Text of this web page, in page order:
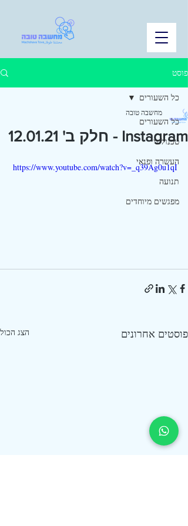
פוסט
כל השעורים
טכנולוגי
העשרה ופנאי
תנועה
מפגשים מיוחדים
כל השעורים
Instagram - חלק ב' 12.01.21
מחשבה טובה
https://www.youtube.com/watch?v=_q39Ag0u1qI
פוסטים אחרונים הצג הכול